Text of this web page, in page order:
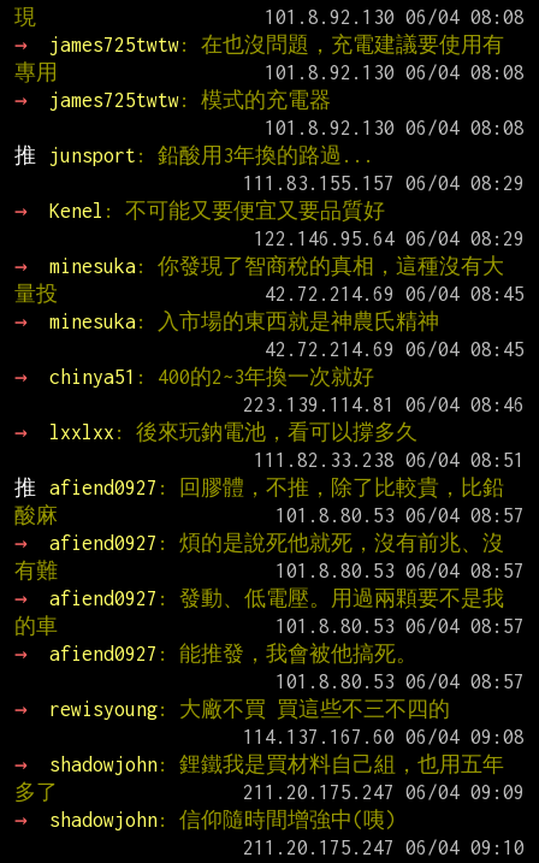
現
→
james725twtw: 在也沒問題，充電建議要使用有
專用
→
james725twtw: 模式的充電器
推
junsport : 鉛酸用3年換的路過...
→
Kenel : 不可能又要便宜又要品質好
→
minesuka: 你發現了智商稅的真相，這種沒有大
量投
→
minesuka: 入市場的東西就是神農氏精神
→
chinya51 : 400的2~3年換一次就好
→
lxxlxx : 後來玩鈉電池，看可以撐多久
推
afiend0927 : 回膠體，不推，除了比較貴，比鉛
酸麻
→
afiend0927 : 煩的是說死他就死，沒有前兆、沒
有難
→
afiend0927 : 發動、低電壓。用過兩顆要不是我
的車
→
afiend0927 : 能推發，我會被他搞死。
→
rewisyoung: 大廠不買 買這些不三不四的
→
shadowjohn: 鋰鐵我是買材料自己組，也用五年
多了
→
shadowjohn: 信仰隨時間增強中(咦)